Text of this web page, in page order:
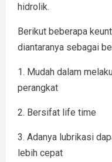
hidrolik.
Berikut beberapa
diantaranya sebagai
1. Mudah dalam
perangkat
2. Bersifat life time
3. Adanya lubrikasi
lebih cepat